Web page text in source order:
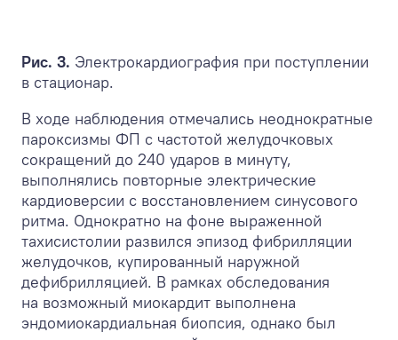
Рис. 3. Электрокардиография при поступлении
в стационар.
В ходе наблюдения отмечались неоднократные
пароксизмы ФП с частотой желудочковых
сокращений до 240 ударов в минуту,
выполнялись повторные электрические
кардиоверсии с восстановлением синусового
ритма. Однократно на фоне выраженной
тахисистолии развился эпизод фибрилляции
желудочков, купированный наружной
дефибрилляцией. В рамках обследования
на возможный миокардит выполнена
эндомиокардиальная биопсия, однако был